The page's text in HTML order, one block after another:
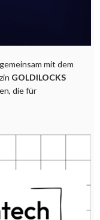
mit dem
GOLDILOCKS
die für